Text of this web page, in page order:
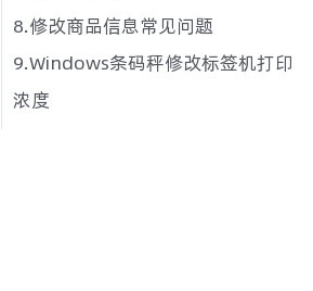
8.修改商品信息常见问题
9.Windows条码秤修改标签机打印
浓度